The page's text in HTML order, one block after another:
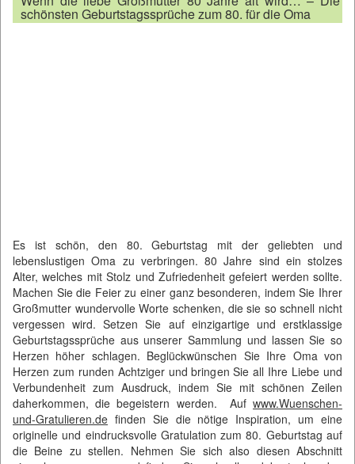
schönsten Geburtstagssprüche zum 80. für die Oma
Es ist schön, den 80. Geburtstag mit der geliebten und
lebenslustigen Oma zu verbringen. 80 Jahre sind ein stolzes
Alter, welches mit Stolz und Zufriedenheit gefeiert werden sollte.
Machen Sie die Feier zu einer ganz besonderen, indem Sie Ihrer
Großmutter wundervolle Worte schenken, die sie so schnell nicht
vergessen wird. Setzen Sie auf einzigartige und erstklassige
Geburtstagssprüche aus unserer Sammlung und lassen Sie so
Herzen höher schlagen. Beglückwünschen Sie Ihre Oma von
Herzen zum runden Achtziger und bringen Sie all Ihre Liebe und
Verbundenheit zum Ausdruck, indem Sie mit schönen Zeilen
daherkommen, die begeistern werden. Auf www.Wuenschen-
und-Gratulieren.de finden Sie die nötige Inspiration, um eine
originelle und eindrucksvolle Gratulation zum 80. Geburtstag auf
die Beine zu stellen. Nehmen Sie sich also diesen Abschnitt